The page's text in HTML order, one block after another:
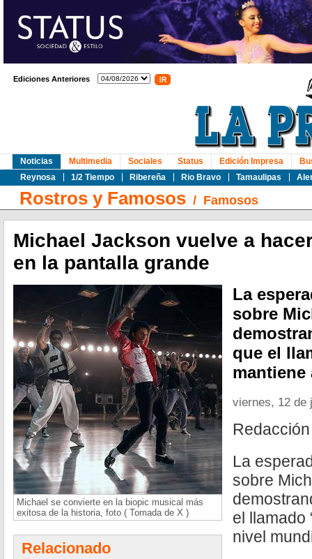
Ediciones Anteriores
Noticias
Reynosa
1/2 Tiempo Ribereña Rio Bravo Tamaulipas
Multimedia Sociales Status Edición Impresa
Rostros y Famosos / Famosos
Michael Jackson vuelve a
en la pantalla grande
Michael se convierte en la biopic musical más
exitosa de la historia, foto ( Tomada de X )
Relacionado
La
sobre
que el
viernes, 12 de
Redacción
La
sobre
el llamado
nivel